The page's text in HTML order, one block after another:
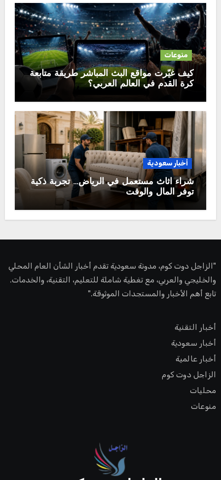
منوعات
كيف غيّرت مواقع البث المباشر طريقة متابعة
كرة القدم في العالم العربي؟
أخبار سعودية
شراء اثاث مستعمل في الرياض… تجربة ذكية
توفر المال والوقت
"الزاجل دوت كوم، مدونة سعودية تقدم أخبار الشأن العام المحلي
والخليجي والعربي، مع تغطية شاملة للتعليم، التقنية، والخدمات.
تابع أهم الأخبار والمستجدات الموثوقة."
أخبار التقنية
أخبار سعودية
أخبار عالمية
الزاجل دوت كوم
محليات
منوعات